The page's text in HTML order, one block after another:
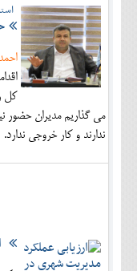
کل
می گذاریم مدیران حضور
ندارند و کار خروجی ندارد.